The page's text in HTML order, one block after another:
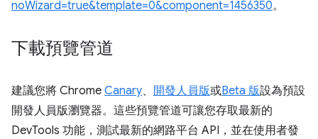
noWizard=true&template=0&component=1456350。
下載預覽管道
建議您將 Chrome Canary、 開發人員版或Beta 版設為預設
開發人員版瀏覽器。這些預覽管道可讓您存取最新的
DevTools 功能，測試最新的網路平台 API，並在使用者發